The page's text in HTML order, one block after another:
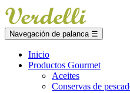
Navegación de palanca ☰
Inicio
Productos Gourmet
Aceites
Conservas de